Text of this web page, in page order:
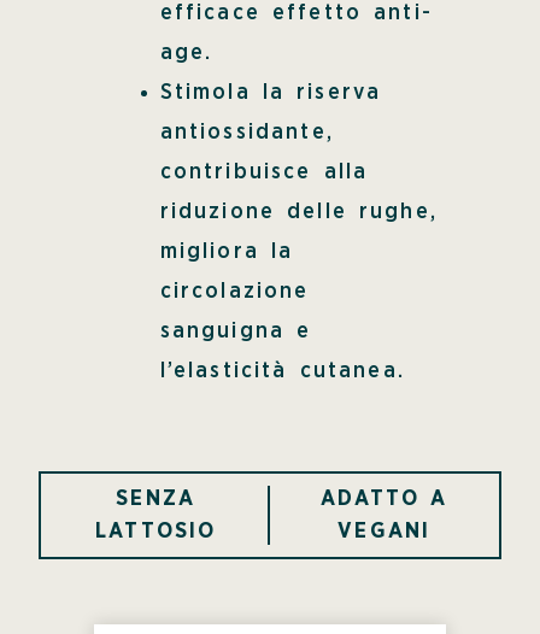
efficace effetto anti-
age.
Stimola la riserva
antiossidante,
contribuisce alla
riduzione delle rughe,
migliora la
circolazione
sanguigna e
l’elasticità cutanea.
SENZA
LATTOSIO
ADATTO A
VEGANI